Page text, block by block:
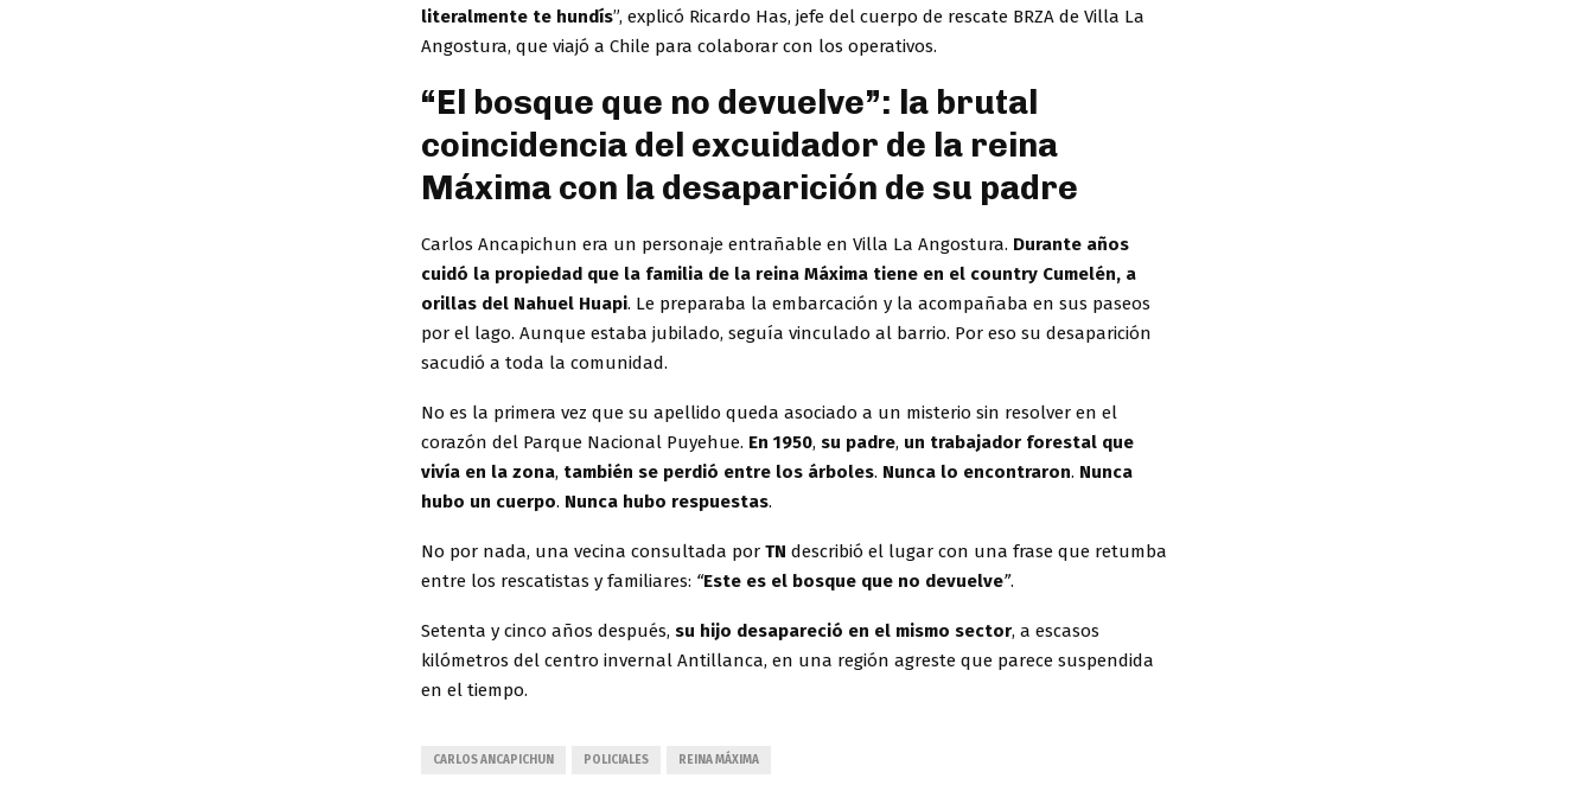
literalmente te hundís”, explicó Ricardo Has, jefe del cuerpo de rescate BRZA de Villa La
Angostura, que viajó a Chile para colaborar con los operativos.
“El bosque que no devuelve”: la brutal
coincidencia del excuidador de la reina
Máxima con la desaparición de su padre
Carlos Ancapichun era un personaje entrañable en Villa La Angostura. Durante años
cuidó la propiedad que la familia de la reina Máxima tiene en el country Cumelén, a
orillas del Nahuel Huapi. Le preparaba la embarcación y la acompañaba en sus paseos
por el lago. Aunque estaba jubilado, seguía vinculado al barrio. Por eso su desaparición
sacudió a toda la comunidad.
No es la primera vez que su apellido queda asociado a un misterio sin resolver en el
corazón del Parque Nacional Puyehue. En 1950, su padre, un trabajador forestal que
vivía en la zona, también se perdió entre los árboles. Nunca lo encontraron. Nunca
hubo un cuerpo. Nunca hubo respuestas.
No por nada, una vecina consultada por TN describió el lugar con una frase que retumba
entre los rescatistas y familiares: “Este es el bosque que no devuelve”.
Setenta y cinco años después, su hijo desapareció en el mismo sector, a escasos
kilómetros del centro invernal Antillanca, en una región agreste que parece suspendida
en el tiempo.
CARLOS ANCAPICHUN POLICIALES REINA MÁXIMA